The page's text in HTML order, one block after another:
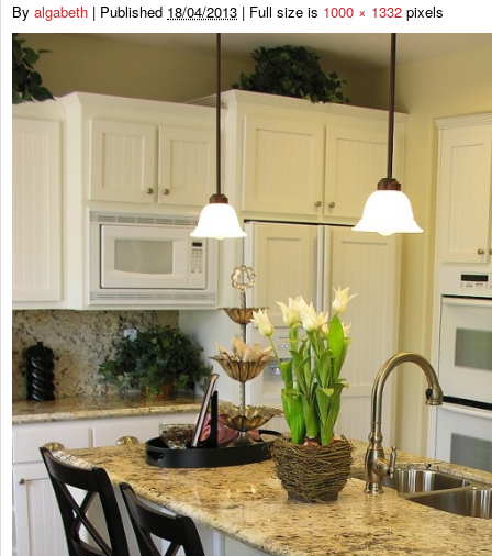
By algabeth | Published 18/04/2013 | Full size is 1000 × 1332 pixels